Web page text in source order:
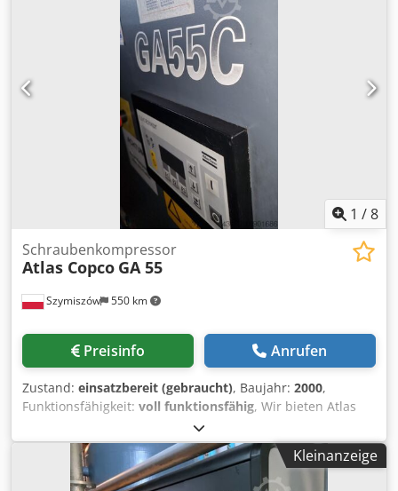
1 /8
Szymiszów 550 km
Schraubenkompressor
Atlas Copco GA 55
Preisinfo Anrufen
Zustand: einsatzbereit (gebraucht), Baujahr: 2000,
Funktionsfähigkeit: voll funktionsfähig, Wir bieten Atlas
Copco Kompressoren an TYP GA 55 Druck 10 bar
Dsdpfxjwa Iz Ae Ai Tokr Motorleistung 55 kW Baujahr 2000
Kompressor mit Dokumentation Wir führen auch andere
Kompressoren von Atlas Copco, Kaeser und Mahle
Kleinanzeige